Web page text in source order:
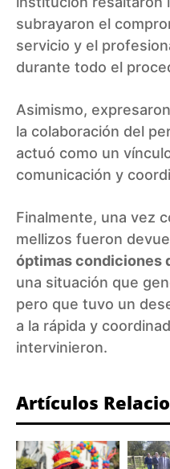
subrayaron el
servicio y el
durante todo el
Asimismo,
la colaboración del
actuó como un
comunicación y
Finalmente, una vez
mellizos fueron
óptimas condiciones
una situación que
pero que tuvo un
a la rápida y
intervinieron.
Artículos